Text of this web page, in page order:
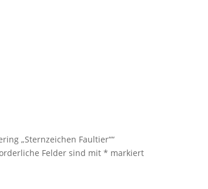
„Sternzeichen Faultier““
Felder sind mit* markiert